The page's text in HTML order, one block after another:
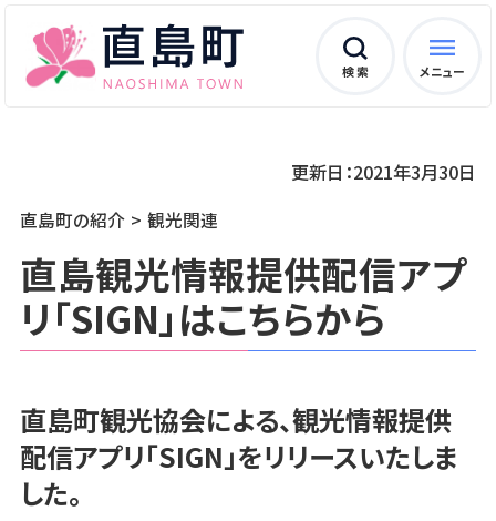
検 索 メニュー
直島町の紹介 観光関連
更新日：2021年3月30日
直島観光情報提供配信アプ
リ「SIGN」はこちらから
直島町観光協会による、観光情報提供
配信アプリ「SIGN」をリリースいたしま
した。